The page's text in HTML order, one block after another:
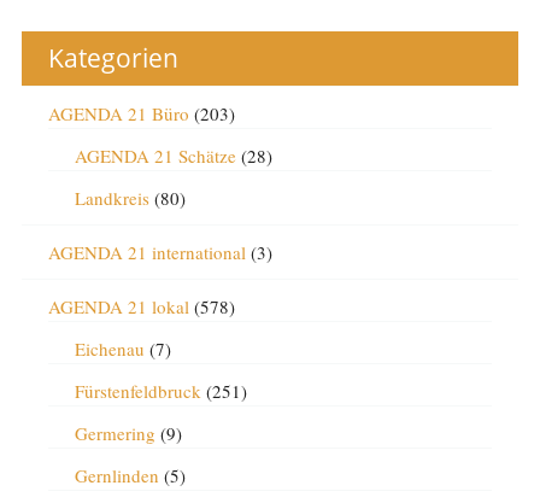
Kategorien
AGENDA 21 Büro (203)
AGENDA 21 Schätze(28)
Landkreis(80)
AGENDA 21 international(3)
AGENDA 21 lokal(578)
Eichenau (7)
Fürstenfeldbruck(251)
Germering (9)
Gernlinden (5)